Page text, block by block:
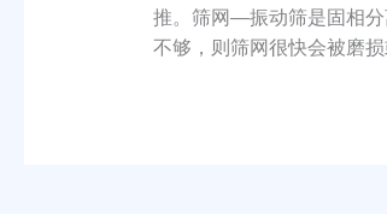
推。筛网—振动筛是固相分
不够，则筛网很快会被磨损